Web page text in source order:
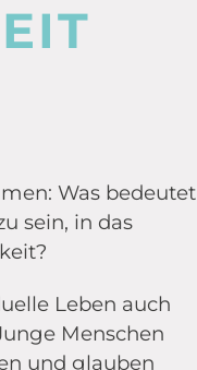
Was bedeutet
sein, in das
Leben auch
Menschen
und glauben